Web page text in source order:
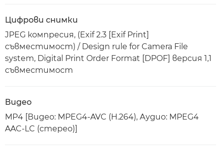
Цифрови снимки
JPEG компресия, (Exif 2.3 [Exif Print]
съвместимост) / Design rule for Camera File
system, Digital Print Order Format [DPOF] версия 1,1
съвместимост
Видео
MP4 [Видео: MPEG4-AVC (H.264), Аудио: MPEG4
AAC-LC (стерео)]